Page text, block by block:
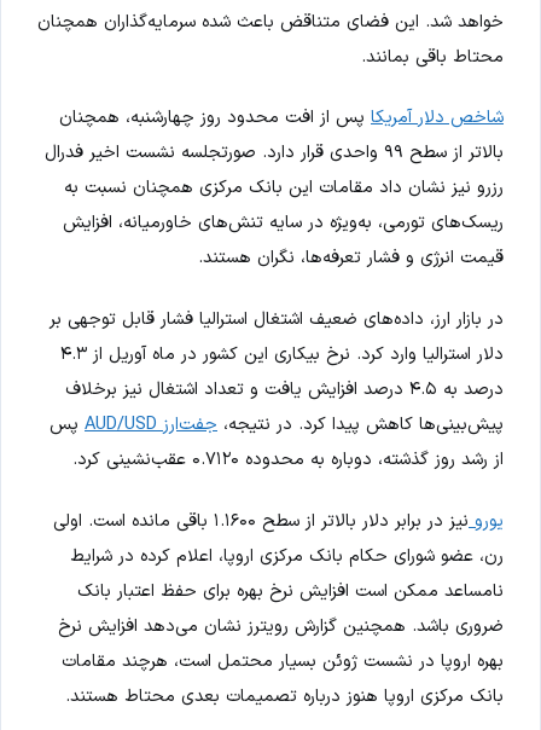
خواهد شد. این فضای متناقض باعث شده سرمایه‌گذاران همچنان
محتاط باقی بمانند.
شاخص دلار آمریکا پس از افت محدود روز چهارشنبه، همچنان
بالاتر از سطح ۹۹ واحدی قرار دارد. صورتجلسه نشست اخیر فدرال
رزرو نیز نشان داد مقامات این بانک مرکزی همچنان نسبت به
ریسک‌های تورمی، به‌ویژه در سایه تنش‌های خاورمیانه، افزایش
قیمت انرژی و فشار تعرفه‌ها، نگران هستند.
در بازار ارز، داده‌های ضعیف اشتغال استرالیا فشار قابل توجهی بر
دلار استرالیا وارد کرد. نرخ بیکاری این کشور در ماه آوریل از ۴.۳
درصد به ۴.۵ درصد افزایش یافت و تعداد اشتغال نیز برخلاف
پیش‌بینی‌ها کاهش پیدا کرد. در نتیجه، جفت‌ارز AUD/USD
پس
از رشد روز گذشته، دوباره به محدوده ۰.۷۱۲۰ عقب‌نشینی کرد.
یورو
نیز در برابر دلار بالاتر از سطح ۱.۱۶۰۰ باقی مانده است. اولی
رن، عضو شورای حکام بانک مرکزی اروپا، اعلام کرده در شرایط
نامساعد ممکن است افزایش نرخ بهره برای حفظ اعتبار بانک
ضروری باشد. همچنین گزارش رویترز نشان می‌دهد افزایش نرخ
بهره اروپا در نشست ژوئن بسیار محتمل است، هرچند مقامات
بانک مرکزی اروپا هنوز درباره تصمیمات بعدی محتاط هستند.